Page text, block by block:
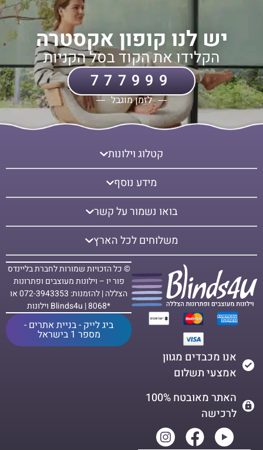
יש לנו קופון אקסטרה
הקלידו את הקוד בסל הקניות
777999
לזמן מוגבל
אנו מכבדים מגוון
אמצעי תשלום
האתר מאובטח 100%
לרכישה
© כל הזכויות שמורות לחברת בליינדס
פור יו – וילונות מעוצבים ופתרונות
הצללה | להזמנות: 072-3943353 או
*8068 | Blinds4u וילונות
ביג לייק - בניית אתרים -
מספר 1 בישראל
קטלוג וילונות
מידע נוסף
בואו נשמור על קשר
משלוחים לכל הארץ